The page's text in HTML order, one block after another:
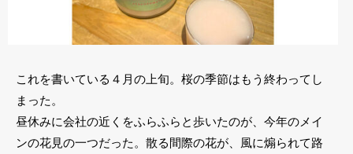
これを書いている４月の上旬。桜の季節はもう終わってし
まった。
昼休みに会社の近くをふらふらと歩いたのが、今年のメイ
ンの花見の一つだった。散る間際の花が、風に煽られて路